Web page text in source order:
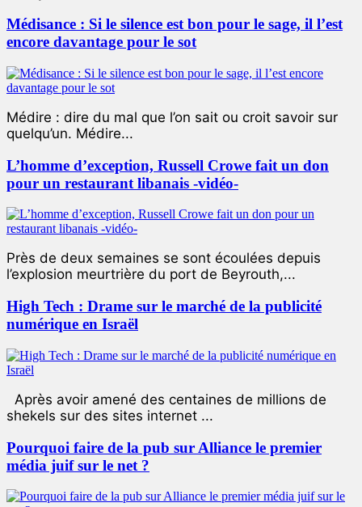
Médisance : Si le silence est bon pour le sage, il l’est
encore davantage pour le sot
Médire : dire du mal que l’on sait ou croit savoir sur
quelqu’un. Médire...
L’homme d’exception, Russell Crowe fait un don
pour un restaurant libanais -vidéo-
Près de deux semaines se sont écoulées depuis
l’explosion meurtrière du port de Beyrouth,...
High Tech : Drame sur le marché de la publicité
numérique en Israël
Après avoir amené des centaines de millions de
shekels sur des sites internet ...
Pourquoi faire de la pub sur Alliance le premier
média juif sur le net ?